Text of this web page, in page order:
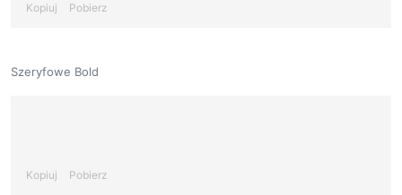
Kopiuj Pobierz
Szeryfowe Bold
Kopiuj Pobierz